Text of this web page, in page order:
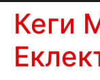
Кеги